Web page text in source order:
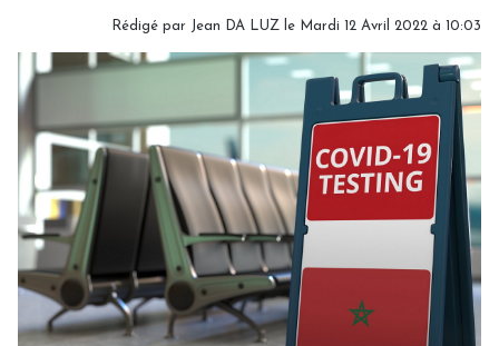
Rédigé par Jean DA LUZ le Mardi 12 Avril 2022 à 10:03